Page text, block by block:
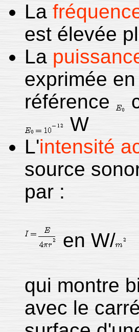
La
est élevée
La
exprimée
référence
W
L'intensité
source
par :
en W/
qui montre
avec le